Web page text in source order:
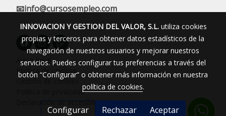
📧info@cursosempleo.com
Aviso legal
Política de cookies
Gestión de cookies
Política de privacidad
Declaración de accesibilidad
INNOVACION Y GESTION DEL VALOR, S.L.utiliza cookies
propias y terceros para obtener datos estadísticos de la
navegación de nuestros usuarios y mejorar nuestros
servicios. Puedes configurar tus preferencias a través del
botón “Configurar” o obtener más información en nuestra
política de cookies.
Configurar Rechazar Aceptar